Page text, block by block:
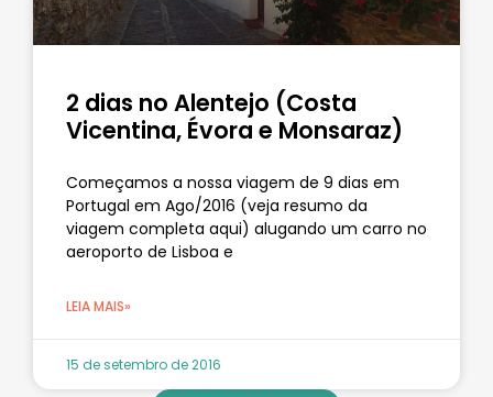
2 dias no Alentejo (Costa
Vicentina, Évora e Monsaraz)
Começamos a nossa viagem de 9 dias em
Portugal em Ago/2016 (veja resumo da
viagem completa aqui) alugando um carro no
aeroporto de Lisboa e
LEIA MAIS»
15 de setembro de 2016